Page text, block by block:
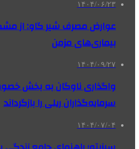
۱۴۰۴/۰۶/۲۳
عوارض مصرف شیر گاو: از
بیماری‌های مزمن
۱۴۰۴/۰۹/۲۷
واگذاری‌ ناوگان به بخش
سرمایه‌گذاران ریلی را بازگرداند
۱۴۰۴/۰۷/۰۴